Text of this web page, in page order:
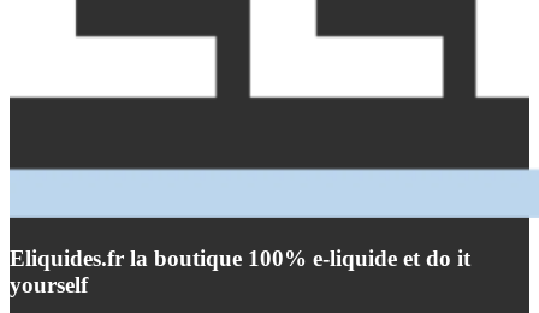
Eliquides.fr la boutique 100% e-liquide et do it
yourself